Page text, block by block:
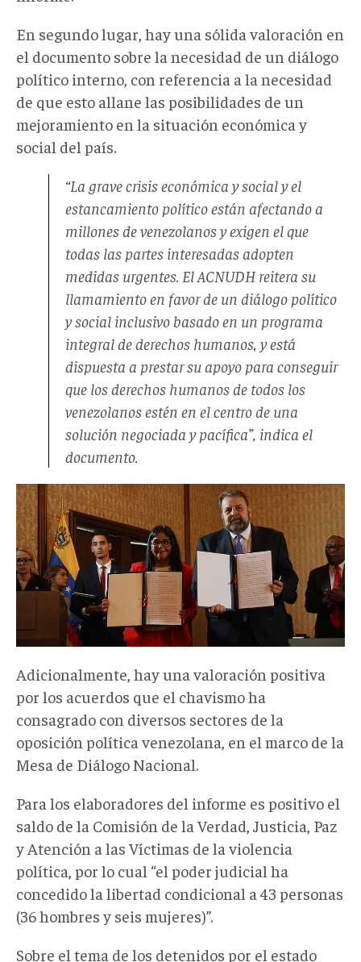
En segundo lugar, hay una sólida valoración en
el documento sobre la necesidad de un diálogo
político interno, con referencia a la necesidad
de que esto allane las posibilidades de un
mejoramiento en la situación económica y
social del país.
“La grave crisis económica y social y el
estancamiento político están afectando a
millones de venezolanos y exigen el que
todas las partes interesadas adopten
medidas urgentes. El ACNUDH reitera su
llamamiento en favor de un diálogo político
y social inclusivo basado en un programa
integral de derechos humanos, y está
dispuesta a prestar su apoyo para conseguir
que los derechos humanos de todos los
venezolanos estén en el centro de una
solución negociada y pacífica”, indica el
documento.
Adicionalmente, hay una valoración positiva
por los acuerdos que el chavismo ha
consagrado con diversos sectores de la
oposición política venezolana, en el marco de la
Mesa de Diálogo Nacional.
Para los elaboradores del informe es positivo el
saldo de la Comisión de la Verdad, Justicia, Paz
y Atención a las Víctimas de la violencia
política, por lo cual “el poder judicial ha
concedido la libertad condicional a 43 personas
(36 hombres y seis mujeres)”.
Sobre el tema de los detenidos por el estado